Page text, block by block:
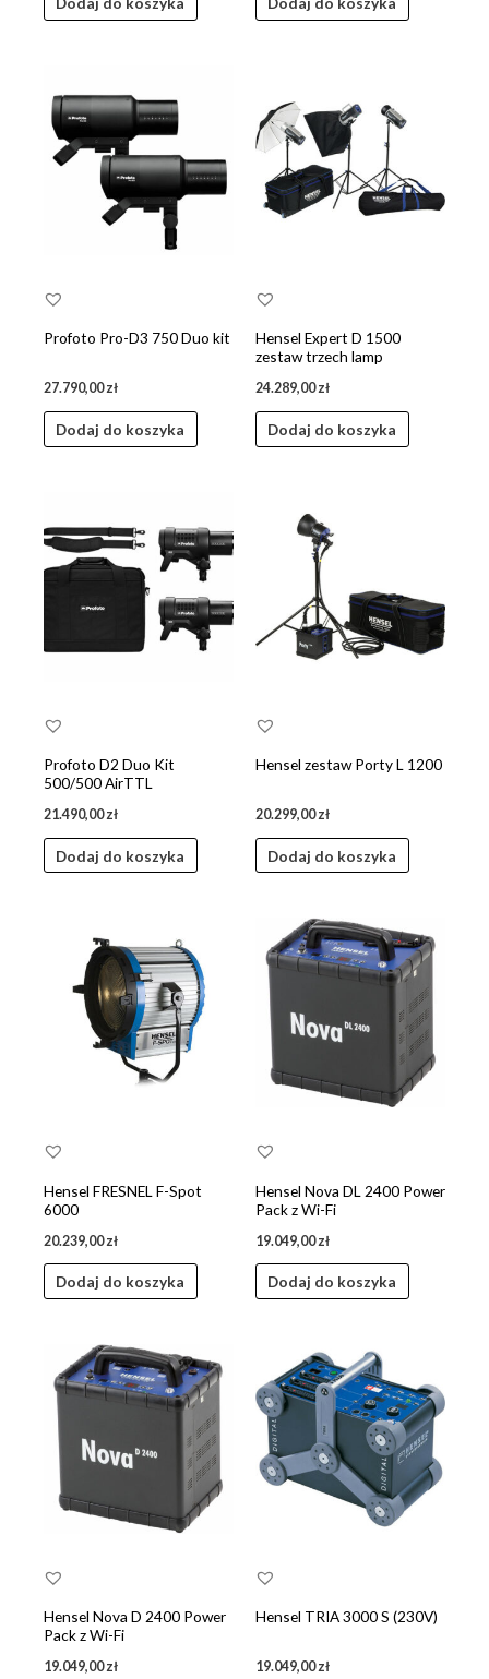
Profoto Pro-D3 750 Duo kit
27.790,00zł
Dodaj do koszyka
Hensel Expert D 1500
zestaw trzech lamp
24.289,00zł
Dodaj do koszyka
Profoto D2 Duo Kit
500/500 AirTTL
21.490,00zł
Dodaj do koszyka
Hensel zestaw Porty L 1200
20.299,00zł
Dodaj do koszyka
Hensel FRESNEL F-Spot
6000
20.239,00zł
Dodaj do koszyka
Hensel Nova DL 2400 Power
Pack z Wi-Fi
19.049,00zł
Dodaj do koszyka
Hensel Nova D 2400 Power
Pack z Wi-Fi
19.049,00zł
Hensel TRIA 3000 S (230V)
19.049,00zł